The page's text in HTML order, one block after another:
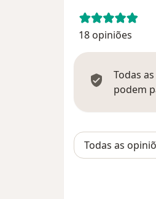
18 opiniões
Todas
podem